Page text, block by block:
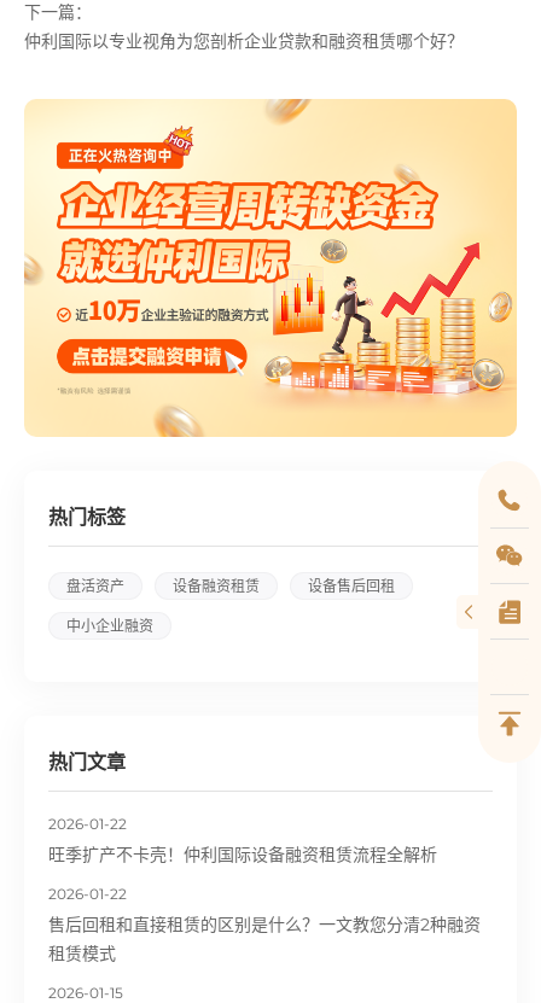
下一篇：
仲利国际以专业视角为您剖析企业贷款和融资租赁哪个好？
热门标签
盘活资产 设备融资租赁 设备售后回租
中小企业融资
热门文章
2026-01-22
旺季扩产不卡壳！仲利国际设备融资租赁流程全解析
2026-01-22
售后回租和直接租赁的区别是什么？一文教您分清2种融资
租赁模式
2026-01-15